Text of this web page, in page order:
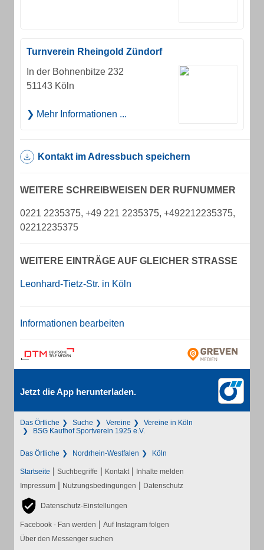
Turnverein Rheingold Zündorf
In der Bohnenbitze 232
51143 Köln
Mehr Informationen ...
Kontakt im Adressbuch speichern
WEITERE SCHREIBWEISEN DER RUFNUMMER
0221 2235375, +49 221 2235375, +492212235375,
02212235375
WEITERE EINTRÄGE AUF GLEICHER STRASSE
Leonhard-Tietz-Str. in Köln
Informationen bearbeiten
Jetzt die App herunterladen.
Das Örtliche Suche Vereine
Vereine in Köln
BSG Kaufhof Sportverein 1925 e.V.
Das Örtliche Nordrhein-Westfalen Köln
Startseite | Suchbegriffe | Kontakt | Inhalte melden
Impressum | Nutzungsbedingungen | Datenschutz
Datenschutz-Einstellungen
Facebook - Fan werden | Auf Instagram folgen
Über den Messenger suchen